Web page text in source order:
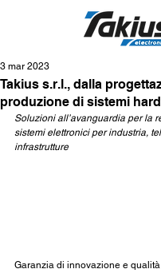
Takius s.r.l., dalla
produzione di sistemi
3 mar 2023
Soluzioni all’avanguardia per la
sistemi elettronici per industria,
infrastrutture
Garanzia di innovazione e